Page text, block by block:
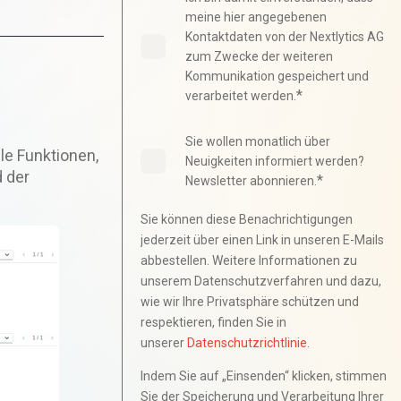
Funktionen,
der
meine hier angegebenen
Kontaktdaten von der Nextlytics AG
zum Zwecke der weiteren
Kommunikation gespeichert und
verarbeitet werden. *
Sie wollen monatlich über
Neuigkeiten informiert werden?
Newsletter abonnieren. *
Sie können diese Benachrichtigungen
jederzeit über einen Link in unseren E-Mails
abbestellen. Weitere Informationen zu
unserem Datenschutzverfahren und dazu,
wie wir Ihre Privatsphäre schützen und
respektieren, finden Sie in
unserer Datenschutzrichtlinie
Indem Sie auf „Einsenden“ klicken, stimmen
Sie der Speicherung und Verarbeitung Ihrer